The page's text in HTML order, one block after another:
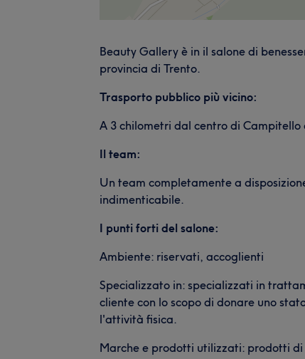
Beauty Gallery è in il salone di
provincia di Trento.
Trasporto pubblico più vicino:
A 3 chilometri dal centro di Campitello
Il team:
Un team completamente a
indimenticabile.
I punti forti del salone:
Ambiente: riservati, accoglienti
Specializzato in: specializzati in
cliente con lo scopo di donare uno
l'attività fisica.
Marche e prodotti utilizzati: prodotti